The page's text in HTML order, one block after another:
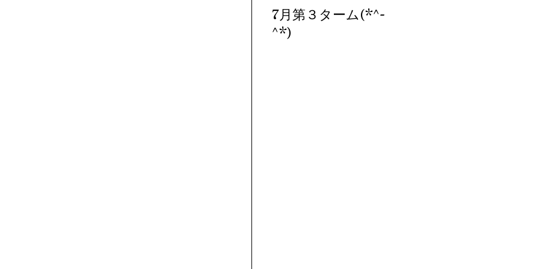
7月第３ターム(*^-
^*)